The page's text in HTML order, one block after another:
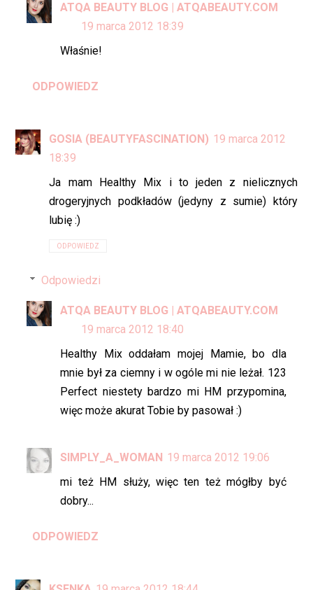
ATQA BEAUTY BLOG | ATQABEAUTY.COM
19 marca 2012 18:39
Właśnie!
ODPOWIEDZ
GOSIA (BEAUTYFASCINATION) 19 marca 2012
18:39
Ja mam Healthy Mix i to jeden z nielicznych
drogeryjnych podkładów (jedyny z sumie) który
lubię :)
ODPOWIEDZ
Odpowiedzi
ATQA BEAUTY BLOG | ATQABEAUTY.COM
19 marca 2012 18:40
Healthy Mix oddałam mojej Mamie, bo dla
mnie był za ciemny i w ogóle mi nie leżał. 123
Perfect niestety bardzo mi HM przypomina,
więc może akurat Tobie by pasował :)
SIMPLY_A_WOMAN 19 marca 2012 19:06
mi też HM służy, więc ten też mógłby być
dobry...
ODPOWIEDZ